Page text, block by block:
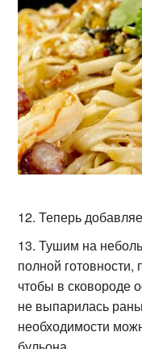
Теперь
Тушим на
полной
чтобы в сковороде
не выпарилась
необходимости